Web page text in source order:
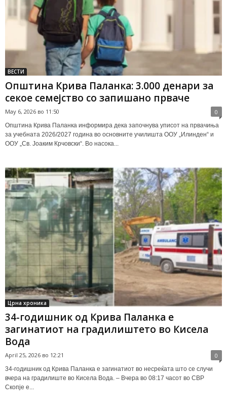
ВЕСТИ
Општина Крива Паланка: 3.000 денари за
секое семејство со запишано прваче
May 6, 2026 во 11:50 0
Општина Крива Паланка информира дека започнува уписот на првачиња
за учебната 2026/2027 година во основните училишта ООУ „Илинден“ и
ООУ „Св. Јоаким Крчовски“. Во насока...
Црна хроника
34-годишник од Крива Паланка е
загинатиот на градилиштето во Кисела
Вода
April 25, 2026 во 12:21 0
34-годишник од Крива Паланка е загинатиот во несреќата што се случи
вчера на градилиште во Кисела Вода. – Вчера во 08:17 часот во СВР
Скопје е...